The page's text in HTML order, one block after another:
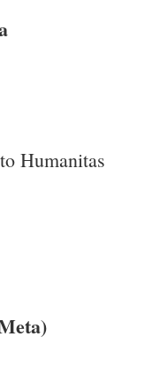
Humanitas